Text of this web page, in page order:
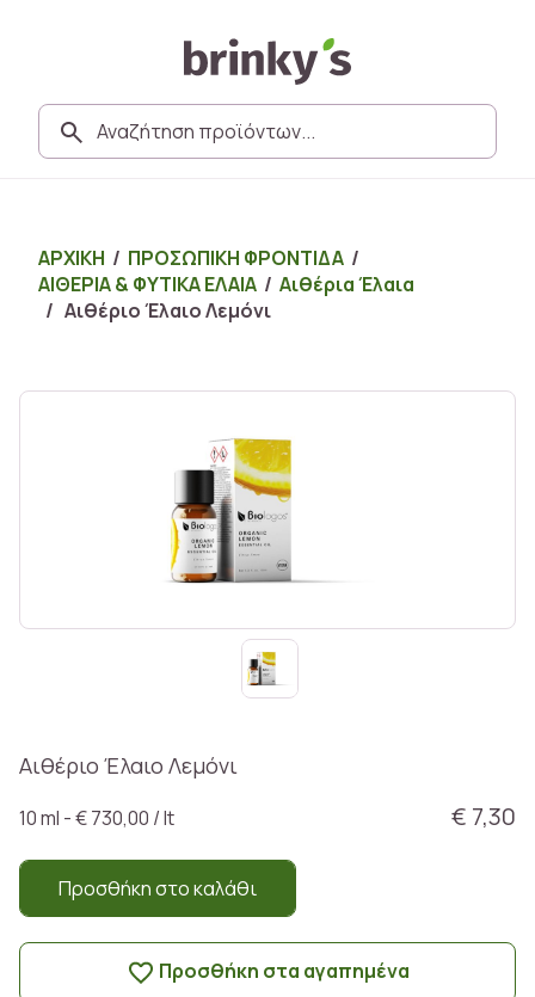
ΑΡΧΙΚΗ / ΠΡΟΣΩΠΙΚΗ ΦΡΟΝΤΙΔΑ /
ΑΙΘΕΡΙΑ & ΦΥΤΙΚΑ ΕΛΑΙΑ / Αιθέρια Έλαια
/ Αιθέριο Έλαιο Λεμόνι
Αιθέριο Έλαιο Λεμόνι
€ 7,30
10 ml - € 730,00 / lt
Προσθήκη στο καλάθι
Προσθήκη στα αγαπημένα